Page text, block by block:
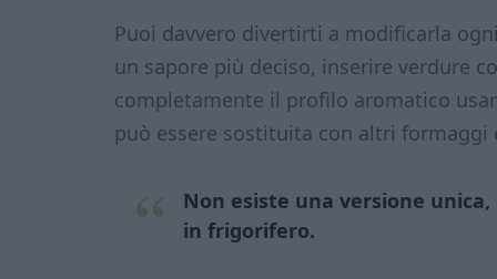
Puoi davvero divertirti a modificarla
un sapore più deciso, inserire verdure
completamente il profilo aromatico
può essere sostituita con altri formaggi
Non esiste una versione
in frigorifero.